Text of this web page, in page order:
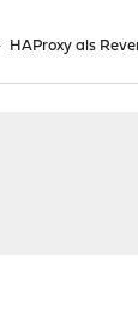
HAProxy als